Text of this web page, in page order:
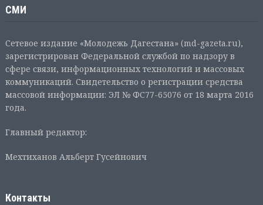
СМИ
Сетевое издание «Молодежь Дагестана» (md-gazeta.ru),
зарегистрирован Федеральной службой по надзору в
сфере связи, информационных технологий и массовых
коммуникаций. Свидетельство о регистрации средства
массовой информации: ЭЛ № ФС77-65076 от 18 марта 2016
года.
Главный редактор:
Мехтиханов Альберт Гусейнович
Контакты